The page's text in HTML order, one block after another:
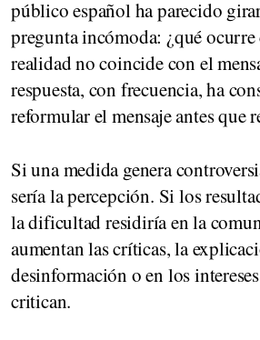
público español ha parecido
pregunta incómoda: ¿qué
realidad no coincide con el
respuesta, con frecuencia, ha
reformular el mensaje antes que
Si una medida genera
sería la percepción. Si los
la dificultad residiría en la
aumentan las críticas, la
desinformación o en los
critican.